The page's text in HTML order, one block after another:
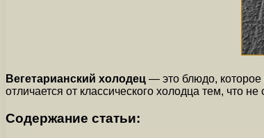
Вегетарианский холодец — это блюдо, которое
отличается от классического холодца тем, что
Содержание статьи: